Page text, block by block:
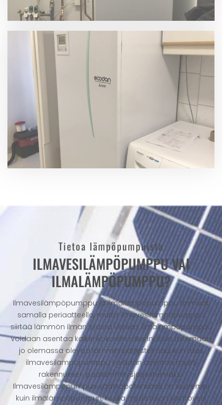
Tietoa lämpöpumpuista
ILMAVESILÄMPÖPUMPPU VAI
ILMALÄMPÖPUMPPU?
Ilmavesilämpöpumppu ja ilmalämpöpumppu toimivat
samalla periaatteella, mutta ilmavesilämpöpumppu
siirtää lämmön ilman sijasta veteen. Ilmalämpöpumppu
voidaan asentaa kaikenkokoisiin rakennuksiin tukemaan
jo olemassa olevaa lämmitysjärjestelmää, kun taas
ilmavesilämpöpumppu voidaan asentaa myös
rakennuksen päälämmitysjärjestelmäksi.
Ilmavesilämpöpumpun säästöpotentiaali on suurempi
kuin ilmalämpöpumpun, koska myös talon käyttövesi